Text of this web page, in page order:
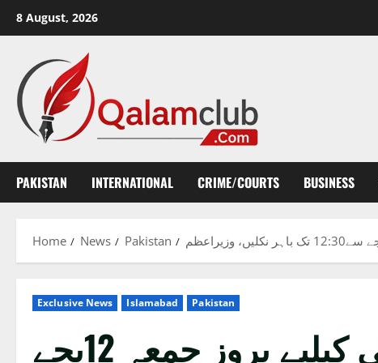
8 August, 2026
PAKISTAN INTERNATIONAL CRIME/COURTS BUSINESS
Home News Pakistan
Exclusive News Islamabad Pakistan
تمام پاکستانی کشمیری عوام سے یکجہتی کیلیے بروز جمعہ 12بجے